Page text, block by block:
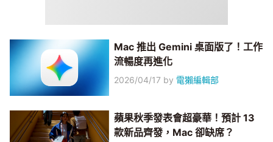
Mac 推出 Gemini 桌面版了！工作
流暢度再進化
2026/04/17 by 電獺編輯部
蘋果秋季發表會超豪華！預計 13
款新品齊發，Mac 卻缺席？